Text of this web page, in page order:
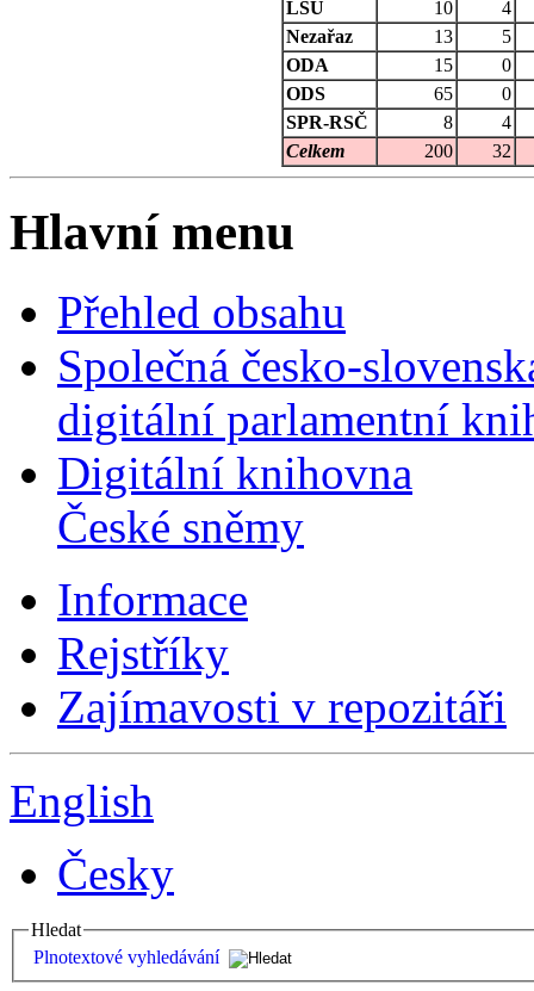
LSU
10
4
Nezařaz
13
5
ODA
15
0
ODS
65
0
SPR-RSČ
8
4
Celkem
200 32
Hlavní menu
Přehled obsahu
Společná česko-
digitální parlamentní
Digitální knihovna
České sněmy
Informace
Rejstříky
Zajímavosti v repozitáři
English
Česky
Hledat
Plnotextové vyhledávání